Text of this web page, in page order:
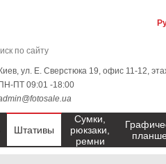
Киев, ул. Е. Сверстюка 19, офис 11-12,
ПН-ПТ 09:01 -18:00
Штативы
Сумки,
рюкзаки,
ремни